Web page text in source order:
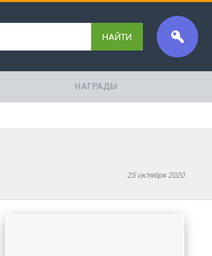
НАЙТИ
НАГРАДЫ
25 октября 2020